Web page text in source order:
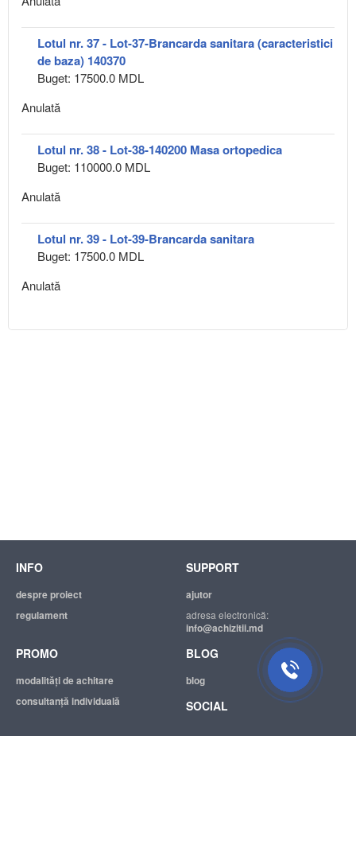
Lotul nr. 37 - Lot-37-Brancarda sanitara (caracteristici
de baza) 140370
Buget: 17500.0 MDL
Anulată
Lotul nr. 38 - Lot-38-140200 Masa ortopedica
Buget: 110000.0 MDL
Anulată
Lotul nr. 39 - Lot-39-Brancarda sanitara
Buget: 17500.0 MDL
Anulată
INFO
despre proiect
regulament
SUPPORT
ajutor
adresa electronică:
info@achizitii.md
PROMO
modalităţi de achitare
consultanță individuală
BLOG
blog
SOCIAL